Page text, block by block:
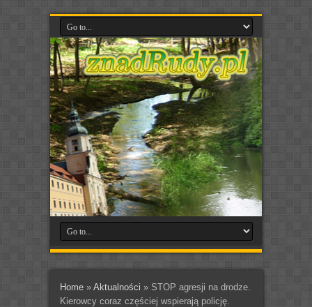
Home» Aktualności » STOP agresji na drodze.
Kierowcy coraz częściej wspierają policję.